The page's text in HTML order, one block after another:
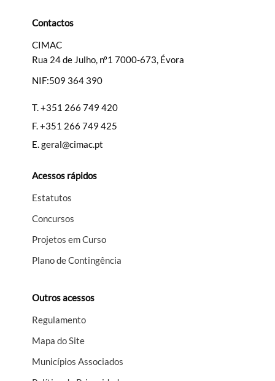
Contactos
CIMAC
Rua 24 de Julho, nº1 7000-673, Évora
NIF:509 364 390
T.+351 266 749 420
F.+351 266 749 425
E.geral@cimac.pt
Acessos rápidos
Estatutos
Concursos
Projetos em Curso
Plano de Contingência
Outros acessos
Regulamento
Mapa do Site
Municípios Associados